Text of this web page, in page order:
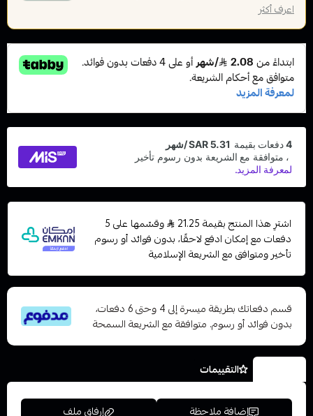
اعرف أكثر
اشترِ هذا المنتج بقيمة 21.25
وقسّمها على 5
دفعات مع إمكان ادفع لاحقًا، بدون فوائد أو رسوم
تأخير ومتوافق مع الشريعة الإسلامية
قسم دفعاتك بطريقة ميسرة إلى 4 وحتى 6 دفعات،
بدون فوائد أو رسوم. متوافقة مع الشريعة السمحة
التقييمات
إضافة ملاحظة إرفاق ملف